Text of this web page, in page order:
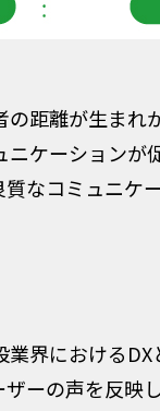
距離が生まれ
ケーション
なコミュニケ
界における
ーの声を反